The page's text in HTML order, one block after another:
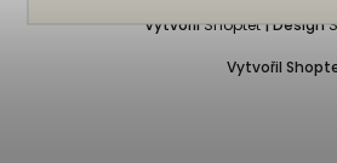
Vytvořil
Vytvořil Shoptet | Design